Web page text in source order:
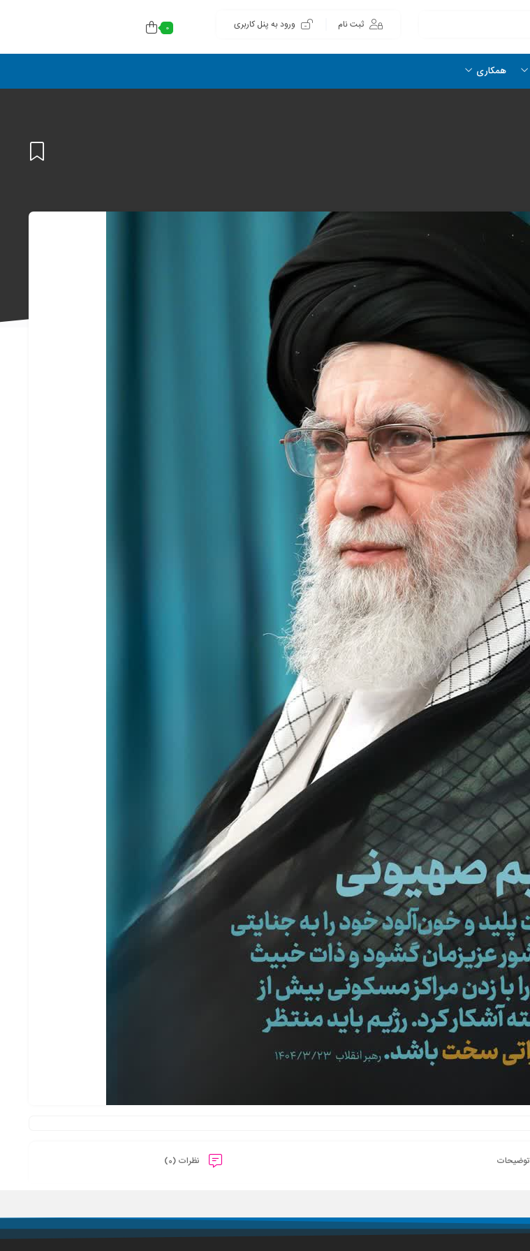
ثبت نام ورود به پنل کاربری 0
همکاری
توضیحات نظرات (0)